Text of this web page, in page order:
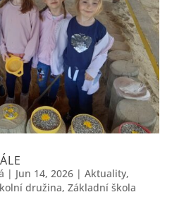
| Jun 14, 2026| Aktuality,
družina, Základní škola